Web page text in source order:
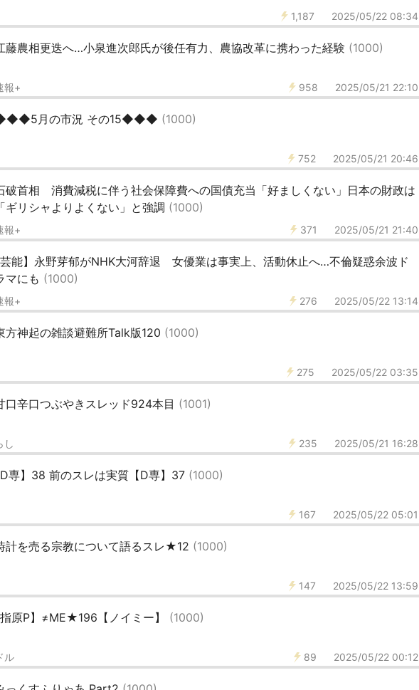
1,187 2025/05/22 08:34
藤農相更迭へ…小泉進次郎氏が後任有力、農協改革に携わった経験 (1000)
958 2025/05/21 22:10
報+
月の市況 その15◆◆◆ (1000)
752 2025/05/21 20:46
破首相 消費減税に伴う社会保障費への国債充当「好ましくない」日本の財政は
「ギリシャよりよくない」と強調 (1000)
371 2025/05/21 21:40
報+
芸能】永野芽郁がNHK大河辞退 女優業は事実上、活動休止へ…不倫疑惑余波ド
マにも (1000)
276 2025/05/22 13:14
報+
方神起の雑談避難所Talk版120 (1000)
275 2025/05/22 03:35
口辛口つぶやきスレッド924本目 (1001)
235 2025/05/21 16:28
し
D専】38 前のスレは実質【D専】37 (1000)
167 2025/05/22 05:01
計を売る宗教について語るスレ★12 (1000)
147 2025/05/22 13:59
指原P】≠ME★196【ノイミー】 (1000)
89 2025/05/22 00:12
ル